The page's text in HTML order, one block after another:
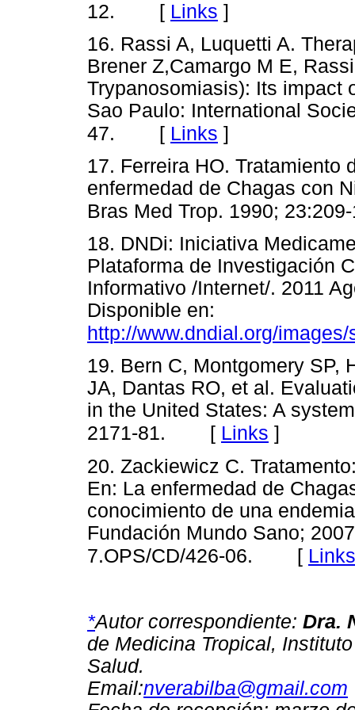
12. [ Links ]
16. Rassi A, Luquetti A.
Brener Z,Camargo M E,
Trypanosomiasis): Its impact
Sao Paulo: International
47. [ Links ]
17. Ferreira HO. Tratamiento
enfermedad de Chagas con
Bras Med Trop. 1990; 23:209-
18. DNDi: Iniciativa
Plataforma de Investigación
Informativo /Internet/. 2011
Disponible en:
http://www.dndial.org/
19. Bern C, Montgomery SP,
JA, Dantas RO, et al.
in the United States: A
2171-81. [ Links ]
20. Zackiewicz C.
En: La enfermedad de
conocimiento de una
Fundación Mundo Sano;
7.OPS/CD/426-06. [ Links
*Autor correspondiente: Dra.
de Medicina Tropical,
Salud.
Email:nverabilba@gmail.com